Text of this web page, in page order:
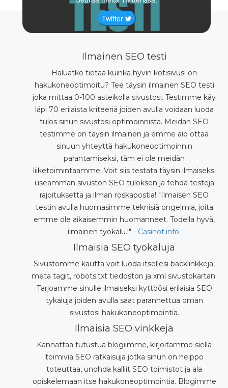
Ilmainen SEO testi
Haluatko tietää kuinka hyvin kotisivusi on
hakukoneoptimoitu? Tee täysin ilmainen SEO testi
joka mittaa 0-100 asteikolla sivustosi. Testimme käy
läpi 70 erilaista kriteeriä joiden avulla voidaan luoda
tulos sinun sivustosi optimoinnista. Meidän SEO
testimme on täysin ilmainen ja emme aio ottaa
sinuun yhteyttä hakukoneoptimoinnin
parantamiseksi, täm ei ole meidän
liiketoimintaamme. Voit siis testata täysin ilmaiseksi
useamman sivuston SEO tuloksen ja tehdä testejä
rajoituksetta ja ilman roskapostia! "Ilmaisen SEO
testin avulla huomasimme teknisiä ongelmia, joita
emme ole aikaisemmin huomanneet. Todella hyvä,
ilmainen työkalu.!" - Casinot.info.
Ilmaisia SEO työkaluja
Sivustomme kautta voit luoda itsellesi backlinkkejä,
meta tagit, robots.txt tiedoston ja xml sivustokartan.
Tarjoamme sinulle ilmaiseksi kyttöösi erilaisia SEO
tykaluja joiden avulla saat parannettua oman
sivustosi hakukoneoptimointia.
Ilmaisia SEO vinkkejä
Kannattaa tutustua blogiimme, kirjoitamme siellä
toimivia SEO ratkaisuja jotka sinun on helppo
toteuttaa, unohda kalliit SEO toimistot ja ala
opiskelemaan itse hakukoneoptimointia. Blogimme
Twitter